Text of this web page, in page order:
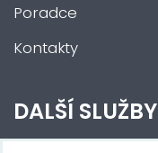
Poradce
Kontakty
DALŠÍ SLUŽBY